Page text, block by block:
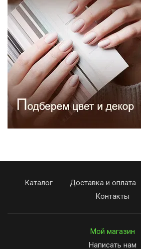
Каталог Доставка и оплата
Контакты
Мой магазин
Написать нам